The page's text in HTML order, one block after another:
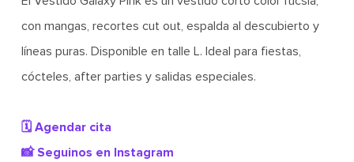
con mangas, recortes cut out, espalda al descubierto y
líneas puras. Disponible en talle L. Ideal para fiestas,
cócteles, after parties y salidas especiales.
🗓️ Agendar cita
📸 Seguinos en Instagram